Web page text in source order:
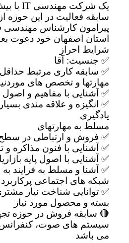
سابقه فعالیت در این حوزه از
پیرامون کارشناس مهندسی
استان اصفهان خود دعوت بعمل
شرایط احراز
✅ جنسیت: آقا
✅ سابقه کاری مرتبط حداقل ۳ سال
مهارتها و تخصص های موردنیاز
✅ آشنایی با مفاهیم و اصول
✅ انگیزه و علاقه مندی بسیار
یادگیری
مسلط به مهارتهای
✅ فروش و ارتباطی در سطح
✅ آشنایی با فنون مذاکره و
✅ آشنایی با اصول پایه بازاریابی
✅ آشنا و مسلط به فرایند به
شبکه های اجتماعی پرکاربرد
✅ توانایی شناخت نیاز مشتری و
بسته و محصول مورد نیاز
سیستم های صوت، کنفرانس و
می باشد